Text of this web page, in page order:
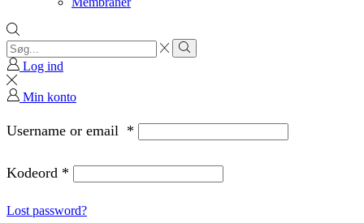
Search
input
Search
Log ind
Min konto
Username or email *
Kodeord *
Lost password?